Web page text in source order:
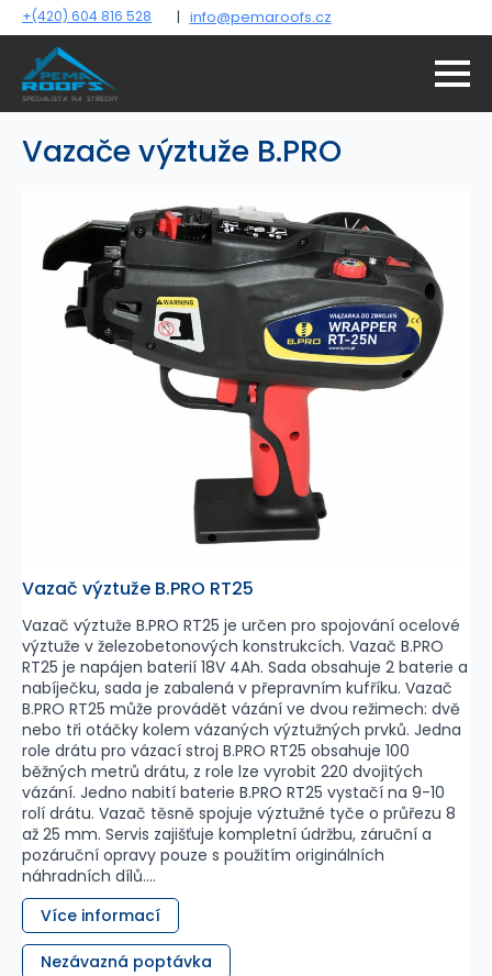
+(420) 604 816 528 | info@pemaroofs.cz
Vazače výztuže B.PRO
Vazač výztuže B.PRO RT25
Vazač výztuže B.PRO RT25 je určen pro spojování ocelové
výztuže v železobetonových konstrukcích. Vazač B.PRO
RT25 je napájen baterií 18V 4Ah. Sada obsahuje 2 baterie a
nabíječku, sada je zabalená v přepravním kufříku. Vazač
B.PRO RT25 může provádět vázání ve dvou režimech: dvě
nebo tři otáčky kolem vázaných výztužných prvků. Jedna
role drátu pro vázací stroj B.PRO RT25 obsahuje 100
běžných metrů drátu, z role lze vyrobit 220 dvojitých
vázání. Jedno nabití baterie B.PRO RT25 vystačí na 9-10
rolí drátu. Vazač těsně spojuje výztužné tyče o průřezu 8
až 25 mm. Servis zajišťuje kompletní údržbu, záruční a
pozáruční opravy pouze s použitím originálních
náhradních dílů....
Více informací
Nezávazná poptávka